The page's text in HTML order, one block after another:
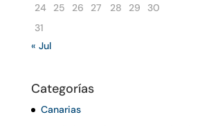
24
25 26 27 28 29
30
31
« Jul
Categorías
Canarias